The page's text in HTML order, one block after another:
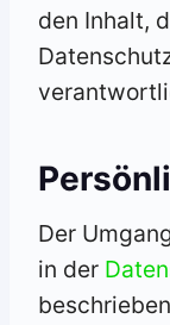
den Inhalt,
Der
in der